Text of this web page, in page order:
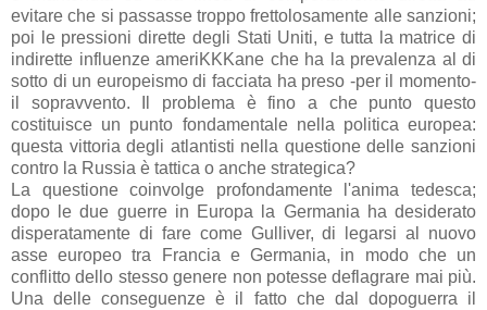
evitare che si passasse troppo frettolosamente alle sanzioni;
poi le pressioni dirette degli Stati Uniti, e tutta la matrice di
indirette influenze ameriKKKane che ha la prevalenza al di
sotto di un europeismo di facciata ha preso -per il momento-
il sopravvento. Il problema è fino a che punto questo
costituisce un punto fondamentale nella politica europea:
questa vittoria degli atlantisti nella questione delle sanzioni
contro la Russia è tattica o anche strategica?
La questione coinvolge profondamente l'anima tedesca;
dopo le due guerre in Europa la Germania ha desiderato
disperatamente di fare come Gulliver, di legarsi al nuovo
asse europeo tra Francia e Germania, in modo che un
conflitto dello stesso genere non potesse deflagrare mai più.
Una delle conseguenze è il fatto che dal dopoguerra il